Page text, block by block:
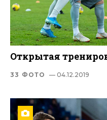
Открытая
33 ФОТО — 04.12.2019